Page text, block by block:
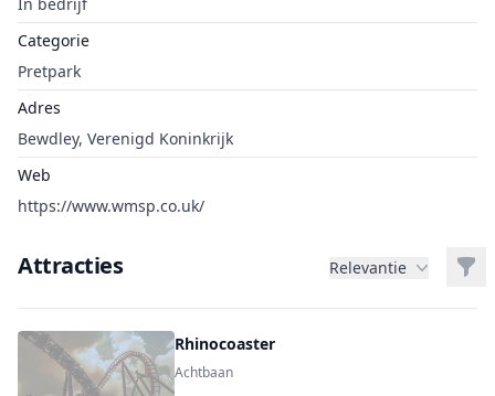
Categorie
Pretpark
Adres
Bewdley, Verenigd Koninkrijk
Web
https://www.wmsp.co.uk/
Attracties Relevantie
Rhinocoaster
Achtbaan